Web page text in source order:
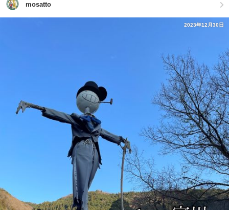
mosatto
2023年12月30日